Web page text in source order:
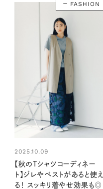
FASHION
2025.10.09
【秋のTシャツコーディネー
ト】ジレやベストがあると使え
る！ スッキリ着やせ効果も◎